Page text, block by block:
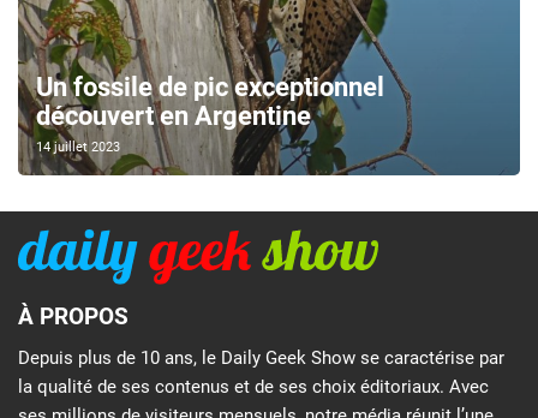
Un fossile de pic exceptionnel
découvert en Argentine
14 juillet 2023
À PROPOS
Depuis plus de 10 ans, le Daily Geek Show se caractérise par
la qualité de ses contenus et de ses choix éditoriaux. Avec